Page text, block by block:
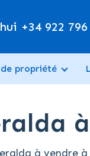
+34 922
propriété
à vendre